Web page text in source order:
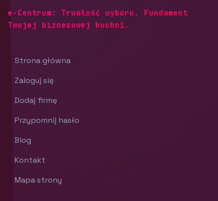
e-Centrum: Trwałość wyboru. Fundament
Twojej biznesowej kuchni.
Strona główna
Zaloguj się
Dodaj firmę
Przypomnij hasło
Blog
Kontakt
Mapa strony